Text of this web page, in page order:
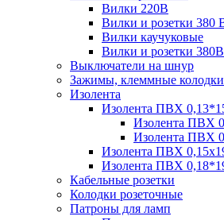
Вилки 220В
Вилки и розетки 380
Вилки каучуковые
Вилки и розетки
Выключатели на шнур
Зажимы, клеммные колодки
Изолента
Изолента ПВХ
Изолента ПВХ
Изолента ПВХ
Изолента ПВХ
Изолента ПВХ
Кабельные розетки
Колодки розеточные
Патроны для ламп